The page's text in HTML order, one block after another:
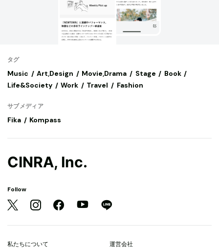
タグ
Music Art,Design Movie,Drama Stage
Book
Life&Society
Work Travel Fashion
サブメディア
Fika Kompass
CINRA, Inc.
Follow
私たちについて 運営会社